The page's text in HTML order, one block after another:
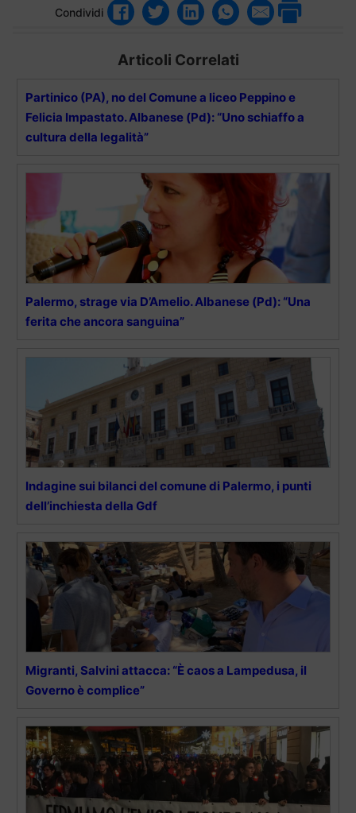
Condividi
Articoli Correlati
Partinico (PA), no del Comune a liceo Peppino e
Felicia Impastato. Albanese (Pd): “Uno schiaffo a
cultura della legalità”
Palermo, strage via D’Amelio. Albanese (Pd): “Una
ferita che ancora sanguina”
Indagine sui bilanci del comune di Palermo, i punti
dell’inchiesta della Gdf
Migranti, Salvini attacca: “È caos a Lampedusa, il
Governo è complice”